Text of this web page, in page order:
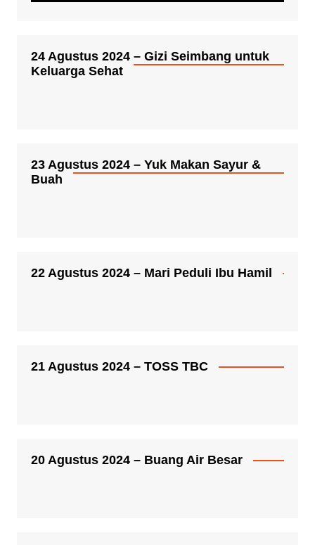
24 Agustus 2024 – Gizi Seimbang untuk
Keluarga Sehat
23 Agustus 2024 – Yuk Makan Sayur &
Buah
22 Agustus 2024 – Mari Peduli Ibu Hamil
21 Agustus 2024 – TOSS TBC
20 Agustus 2024 – Buang Air Besar